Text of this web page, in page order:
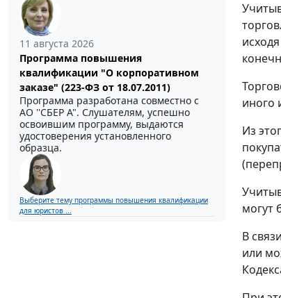
11 августа 2026
Программа повышения
квалификации "О корпоративном
заказе" (223-ФЗ от 18.07.2011)
Программа разработана совместно с
АО ''СБЕР А". Слушателям, успешно
освоившим программу, выдаются
удостоверения установленного
образца.
Выберите тему программы повышения квалификации
для юристов ...
иного
Из
могут
В
или